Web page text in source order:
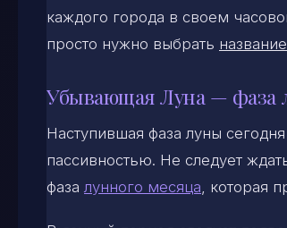
каждого города в своем
просто нужно выбрать
Убывающая Луна — фаза
Наступившая фаза луны
пассивностью. Не следует
фаза лунного месяца , которая